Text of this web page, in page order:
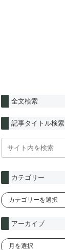
全文検索
記事タイトル検索
カテゴリー
アーカイブ